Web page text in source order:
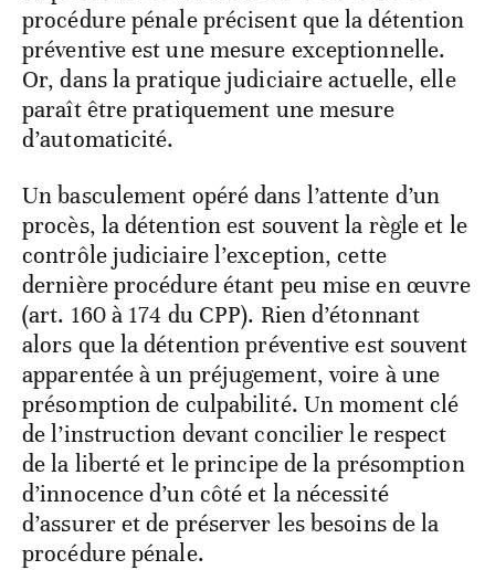
procédure pénale précisent que la détention
préventive est une mesure exceptionnelle.
Or, dans la pratique judiciaire actuelle, elle
paraît être pratiquement une mesure
d’automaticité.
Un basculement opéré dans l’attente d’un
procès, la détention est souvent la règle et le
contrôle judiciaire l’exception, cette
dernière procédure étant peu mise en œuvre
(art. 160 à 174 du CPP). Rien d’étonnant
alors que la détention préventive est souvent
apparentée à un préjugement, voire à une
présomption de culpabilité. Un moment clé
de l’instruction devant concilier le respect
de la liberté et le principe de la présomption
d’innocence d’un côté et la nécessité
d’assurer et de préserver les besoins de la
procédure pénale.